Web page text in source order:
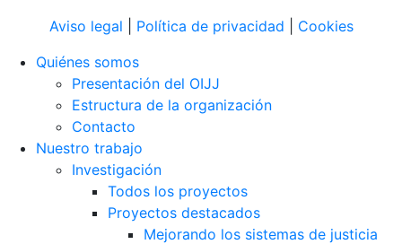
Aviso legal
Política de privacidad
Cookies
Quiénes somos
Presentación del OIJJ
Estructura de la organización
Contacto
Nuestro trabajo
Investigación
Todos los proyectos
Proyectos destacados
Mejorando los sistemas de justicia